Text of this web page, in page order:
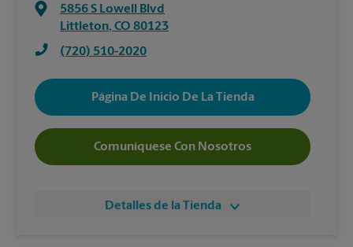
5856 S Lowell Blvd
Littleton, CO 80123
(720) 510-2020
Página De Inicio De La Tienda
Comuníquese Con Nosotros
Detalles de la Tienda